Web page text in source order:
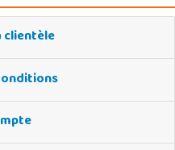
clientèle